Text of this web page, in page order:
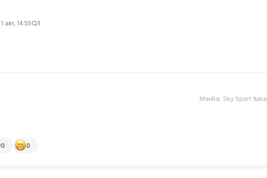
1 авг, 14:55 1
Манба: Sky Sport Italia
0 0